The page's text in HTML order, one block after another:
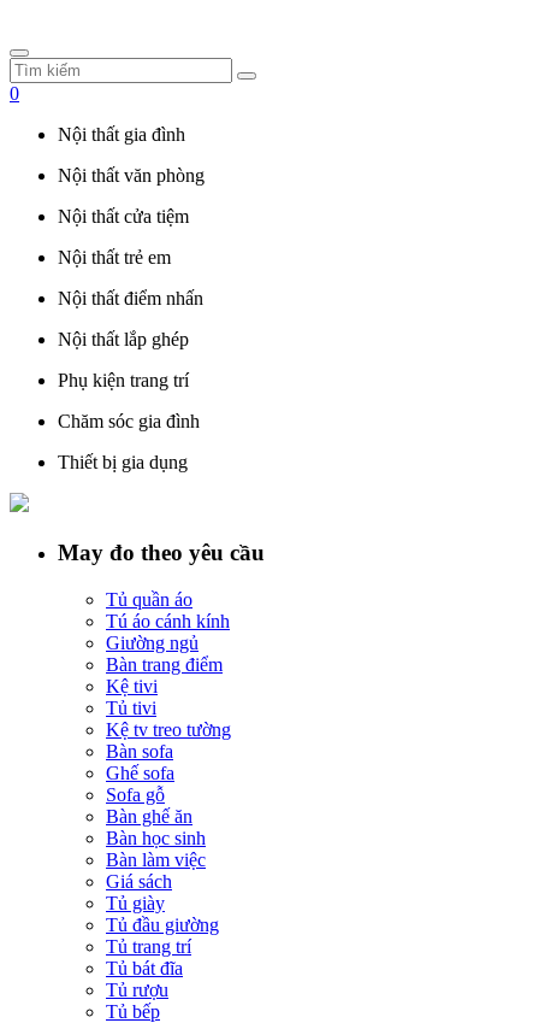
0
Nội thất gia đình
Nội thất văn phòng
Nội thất cửa tiệm
Nội thất trẻ em
Nội thất điểm nhấn
Nội thất lắp ghép
Phụ kiện trang trí
Chăm sóc gia đình
Thiết bị gia dụng
May đo theo yêu cầu
Tủ quần áo
Tú áo cánh kính
Giường ngủ
Bàn trang điểm
Kệ tivi
Tủ tivi
Kệ tv treo tường
Bàn sofa
Ghế sofa
Sofa gỗ
Bàn ghế ăn
Bàn học sinh
Bàn làm việc
Giá sách
Tủ giày
Tủ đầu giường
Tủ trang trí
Tủ bát đĩa
Tủ rượu
Tủ bếp